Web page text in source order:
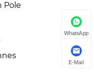
Pole
WhatsApp
E-Mail